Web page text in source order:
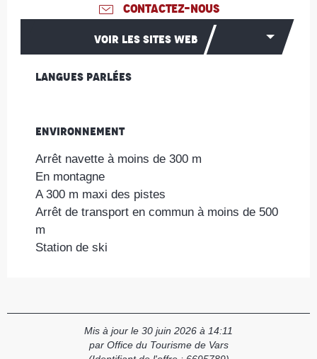
CONTACTEZ-NOUS
VOIR LES SITES WEB
Langues parlées
Langues parlées
Environnement
Environnement
Arrêt navette à moins de 300 m
En montagne
A 300 m maxi des pistes
Arrêt de transport en commun à moins de 500
m
Station de ski
Mis à jour le 30 juin 2026 à 14:11
par Office du Tourisme de Vars